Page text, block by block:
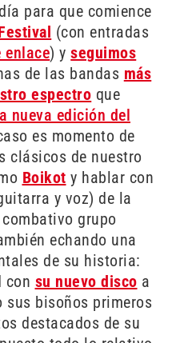
para que comience
(con entradas
enlace) yseguimos
de las bandas más
espectro que
nueva edición del
es momento de
clásicos de nuestro
Boikot y hablar con
y voz) de la
grupo
echando una
de su historia:
con su nuevo disco a
sus bisoños primeros
destacados de su